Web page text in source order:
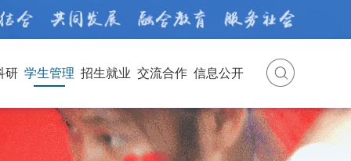
研 学生管理 招生就业 交流合作 信息公开